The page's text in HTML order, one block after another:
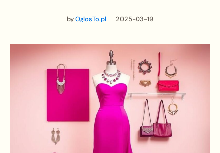
byOglosTo.pl 2025-03-19